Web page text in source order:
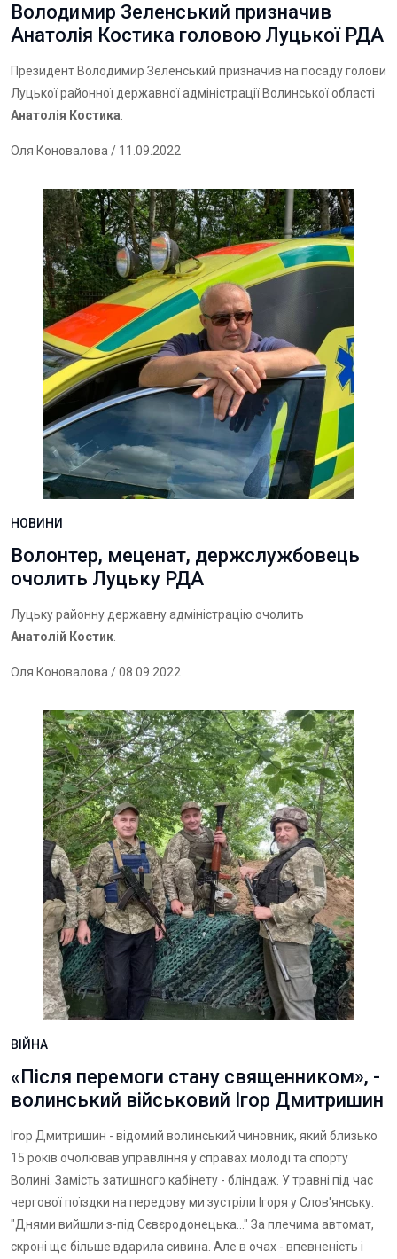
Володимир Зеленський призначив
Анатолія Костика головою Луцької РДА
Президент Володимир Зеленський призначив на посаду голови
Луцької районної державної адміністрації Волинської області
Анатолія Костика
Оля Коновалова / 11.09.2022
НОВИНИ
Волонтер, меценат, держслужбовець
очолить Луцьку РДА
Луцьку районну державну адміністрацію очолить
Анатолій Костик
Оля Коновалова / 08.09.2022
ВІЙНА
«Після перемоги стану священником», -
волинський військовий Ігор Дмитришин
Ігор Дмитришин - відомий волинський чиновник, який близько
15 років очолював управління у справах молоді та спорту
Волині. Замість затишного кабінету - бліндаж. У травні під час
чергової поїздки на передову ми зустріли Ігоря у Слов'янську.
"Днями вийшли з-під Сєвєродонецька..." За плечима автомат,
скроні ще більше вдарила сивина. Але в очах - впевненість і